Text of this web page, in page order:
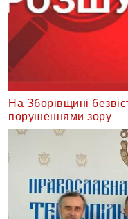
На Зборівщині
порушеннями зору